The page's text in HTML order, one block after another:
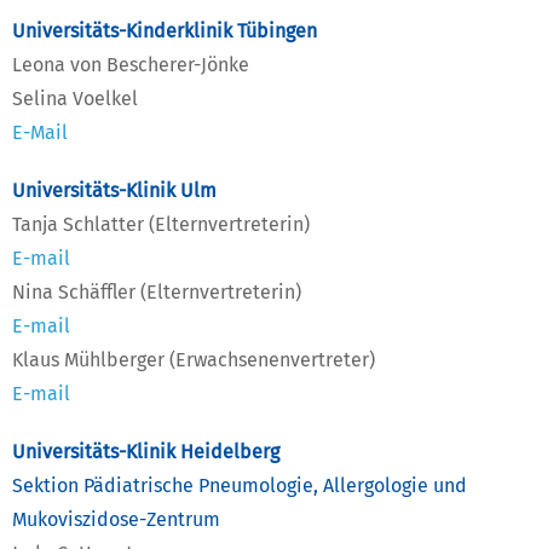
Universitäts-Kinderklinik Tübingen
Leona von Bescherer-Jönke
Selina Voelkel
E-Mail
Universitäts-Klinik Ulm
Tanja Schlatter (Elternvertreterin)
E-mail
Nina Schäffler (Elternvertreterin)
E-mail
Klaus Mühlberger (Erwachsenenvertreter)
E-mail
Universitäts-Klinik Heidelberg
Sektion Pädiatrische Pneumologie, Allergologie und
Mukoviszidose-Zentrum